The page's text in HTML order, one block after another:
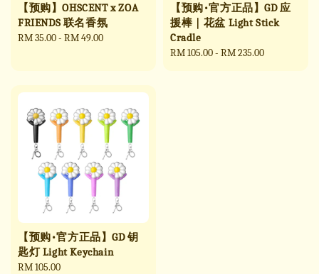
【预购】OHSCENT x ZOA
FRIENDS 联名香氛
Regular
RM 35.00- RM 49.00
【预购•官方正品】GD 应
援棒｜花盆 Light Stick
Cradle
Regular
RM 105.00- RM 235.00
【预购•官方正品】GD 钥
匙灯 Light Keychain
Regular
RM 105.00